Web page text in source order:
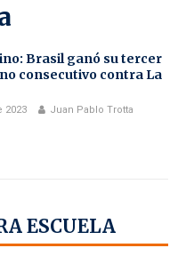
Brasil ganó su tercer
consecutivo contra La
2023 Juan Pablo Trotta
ESCUELA